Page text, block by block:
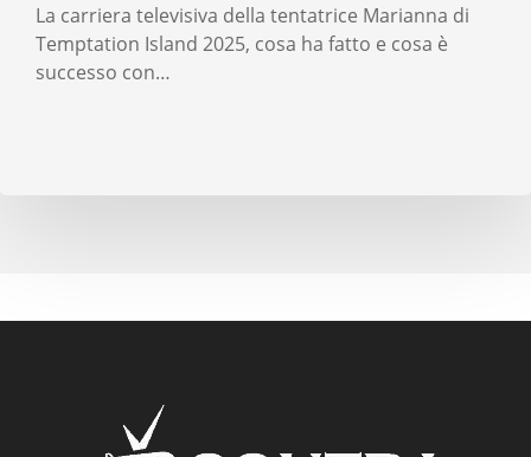
La carriera televisiva della tentatrice Marianna di
Temptation Island 2025, cosa ha fatto e cosa è
successo con…